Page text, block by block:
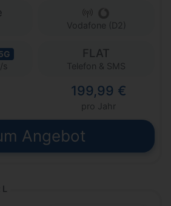
Vodafone (D2)
s
FLAT
Telefon & SMS
199,99 €
pro Jahr
Angebot